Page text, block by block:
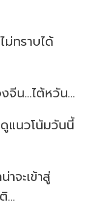
ม่ทราบได้
จีน...ไต้หวัน...
แนวโน้มวันนี้
าจะเข้าสู่
...